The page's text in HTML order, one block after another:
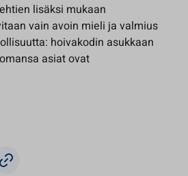
lisäksi mukaan
vain avoin mieli ja valmius
hoivakodin asukkaan
asiat ovat